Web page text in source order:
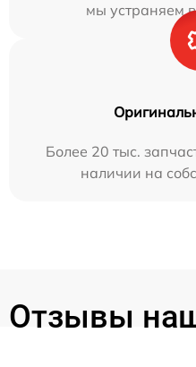
мы устраняем
Более 20 тыс.
наличии на
Отзывы